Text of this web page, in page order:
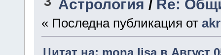
Астрология / Re:
« Последна публикация от